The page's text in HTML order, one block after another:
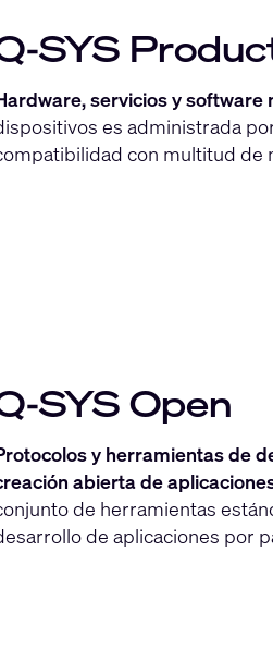
SYS
servicios y software
es administrada
con multitud de
SYS Open
y herramientas de
abierta de
de herramientas
de aplicaciones por